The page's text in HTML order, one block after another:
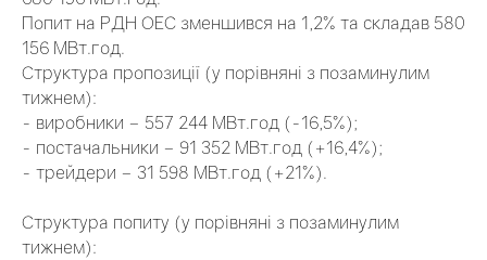
Попит на РДН ОЕС зменшився на 1,2% та складав 580
156 МВт.год.
Структура пропозиції (у порівняні з позаминулим
тижнем):
- виробники – 557 244 МВт.год (-16,5%);
- постачальники – 91 352 МВт.год (+16,4%);
- трейдери – 31 598 МВт.год (+21%).
Структура попиту (у порівняні з позаминулим
тижнем):